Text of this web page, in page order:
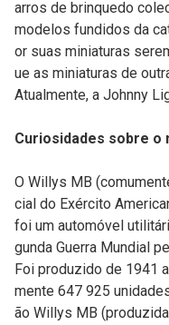
arros de brinquedo
modelos fundidos da
or suas miniaturas
ue as miniaturas de
Atualmente, a Johnny
Curiosidades sobre o
O Willys MB
cial do Exército
foi um automóvel
gunda Guerra Mundial
Foi produzido de 1941
mente 647 925
ão Willys MB